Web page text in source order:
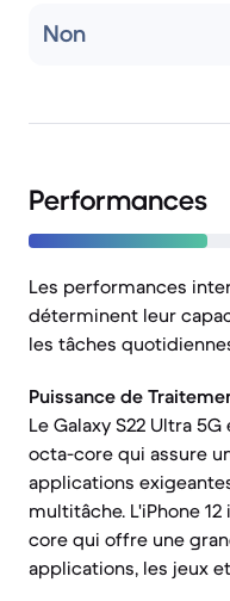
Non
Performances
Les performances
déterminent leur
les tâches
Puissance de
Le Galaxy S22 Ultra
octa-core qui assure
applications
multitâche. L'iPhone
core qui offre une
applications, les jeux